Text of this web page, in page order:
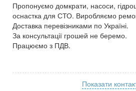
Пропонуємо домкрати, насоси,
оснастка для СТО. Виробляємо
Доставка перевізниками по Україні.
За консультації грошей не беремо.
Працюємо з ПДВ.
Показати